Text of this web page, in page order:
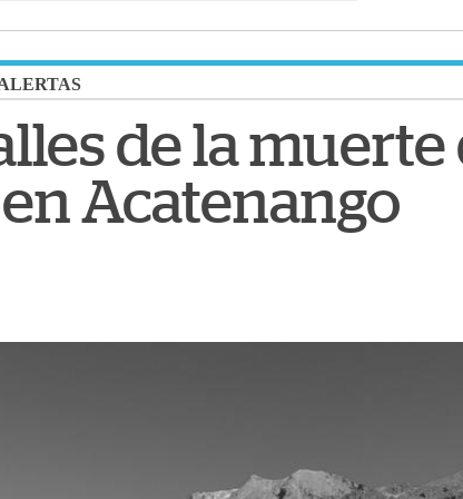
de la muerte
Acatenango